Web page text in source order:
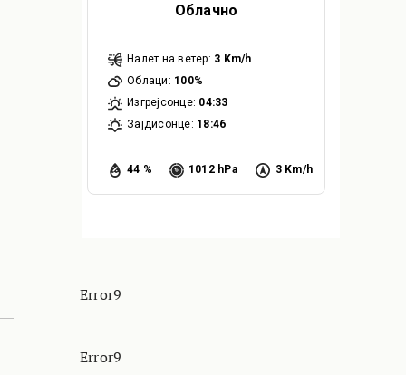
Облачно
44 % 1012 hPa 3 Km/h
Налет на ветер: 3 Km/h
Облаци: 100%
Изгрејсонце: 04:33
Зајдисонце: 18:46
Error9
Error9